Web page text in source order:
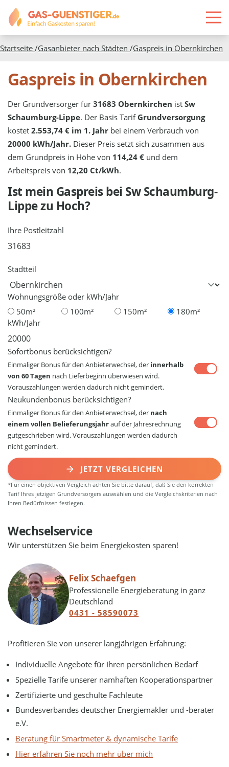
Startseite /Gasanbieter nach Städten /Gaspreis in Obernkirchen
Gaspreis in Obernkirchen
Der Grundversorger für31683 Obernkirchen istSw
Schaumburg-Lippe. Der Basis Tarif Grundversorgung
kostet2.553,74 € im 1. Jahr bei einem Verbrauch von
20000 kWh/Jahr. Dieser Preis setzt sich zusammen aus
dem Grundpreis in Höhe von 114,24 € und dem
Arbeitspreis von 12,20 Ct/kWh.
Ist mein Gaspreis bei Sw Schaumburg-
Lippezu Hoch?
Ihre Postleitzahl
Stadtteil
Wohnungsgröße oder kWh/Jahr
50m²
100m² 150m²
180m²
kWh/Jahr
Sofortbonus berücksichtigen?
Einmaliger Bonus für den Anbieterwechsel, der innerhalb
von 60 Tagen nach Lieferbeginn überwiesen wird.
Vorauszahlungen werden dadurch nicht gemindert.
Neukundenbonus berücksichtigen?
Einmaliger Bonus für den Anbieterwechsel, der nach
einem vollen Belieferungsjahrauf der Jahresrechnung
gutgeschrieben wird. Vorauszahlungen werden dadurch
nicht gemindert.
JETZT VERGLEICHEN
*Für einen objektiven Vergleich achten Sie bitte darauf, daß Sie den korrekten
Tarif Ihres jetzigen Grundversorgers auswählen und die Vergleichskriterien nach
Ihren Bedürfnissen festlegen.
Wechselservice
Wir unterstützen Sie beim Energiekosten sparen!
Felix Schaefgen
Professionelle Energieberatung in ganz
Deutschland
0431 - 58590073
Profitieren Sie von unserer langjährigen Erfahrung:
Individuelle Angebote für Ihren persönlichen Bedarf
Spezielle Tarife unserer namhaften Kooperationspartner
Zertifizierte und geschulte Fachleute
Bundesverbandes deutscher Energiemakler und -berater
e.V.
Beratung für Smartmeter & dynamische Tarife
Hier erfahren Sie noch mehr über mich